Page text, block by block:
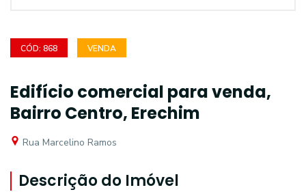
CÓD: 868 VENDA
Edifício comercial para venda,
Bairro Centro, Erechim
Rua Marcelino Ramos
Descrição do Imóvel